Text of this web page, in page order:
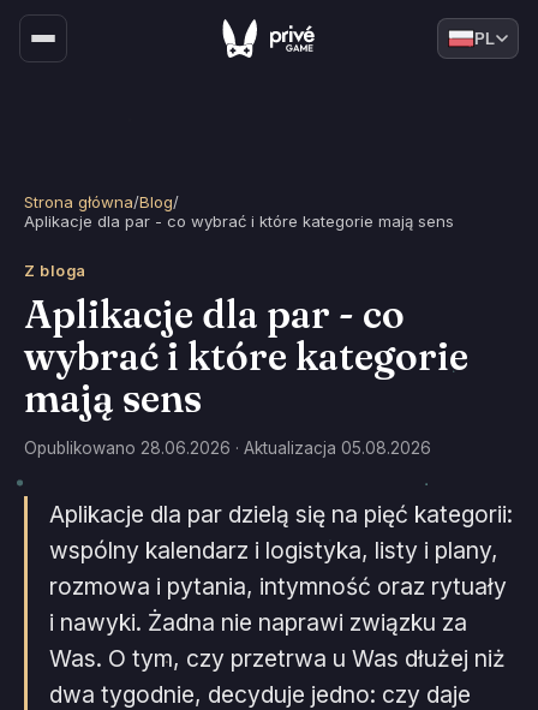
PL
Strona główna/Blog/
Aplikacje dla par - co wybrać i które kategorie mają sens
Z bloga
Aplikacje dla par - co
wybrać i które kategorie
mają sens
Opublikowano 28.06.2026 · Aktualizacja 05.08.2026
Aplikacje dla par dzielą się na pięć kategorii:
wspólny kalendarz i logistyka, listy i plany,
rozmowa i pytania, intymność oraz rytuały
i nawyki. Żadna nie naprawi związku za
Was. O tym, czy przetrwa u Was dłużej niż
dwa tygodnie, decyduje jedno: czy daje